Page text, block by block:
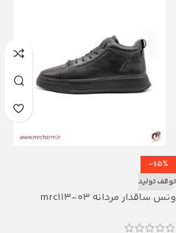
-65%
توقف تولید
ونس ساقدار مردانه mrc113-03